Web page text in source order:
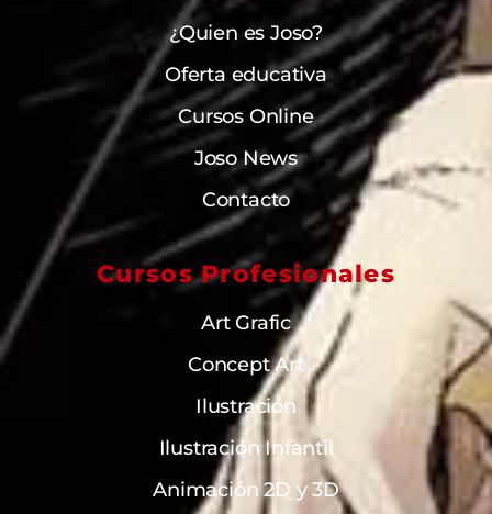
¿Quien es Joso?
Oferta educativa
Cursos Online
Joso News
Contacto
Cursos Profesionales
Art Grafic
Concept Art
Ilustración
Ilustración Infantil
Animación 2D y 3D